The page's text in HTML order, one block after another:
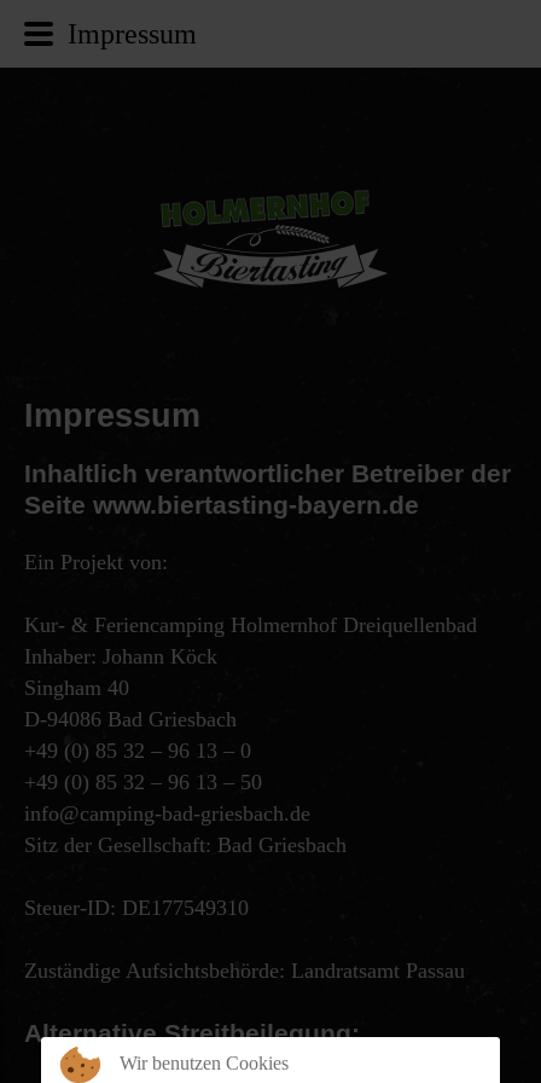
Impressum
Inhaltlich verantwortlicher Betreiber der
Seite www.biertasting-bayern.de
Ein Projekt von:
Kur- & Feriencamping Holmernhof Dreiquellenbad
Inhaber: Johann Köck
Singham 40
D-94086 Bad Griesbach
+49 (0) 85 32 – 96 13 – 0
+49 (0) 85 32 – 96 13 – 50
info@camping-bad-griesbach.de
Sitz der Gesellschaft: Bad Griesbach
Steuer-ID: DE177549310
Zuständige Aufsichtsbehörde: Landratsamt Passau
Alternative Streitbeilegung:
Wir benutzen Cookies
Impressum